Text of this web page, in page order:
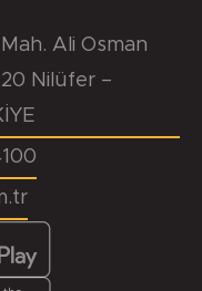
Ali Osman
Nilüfer –